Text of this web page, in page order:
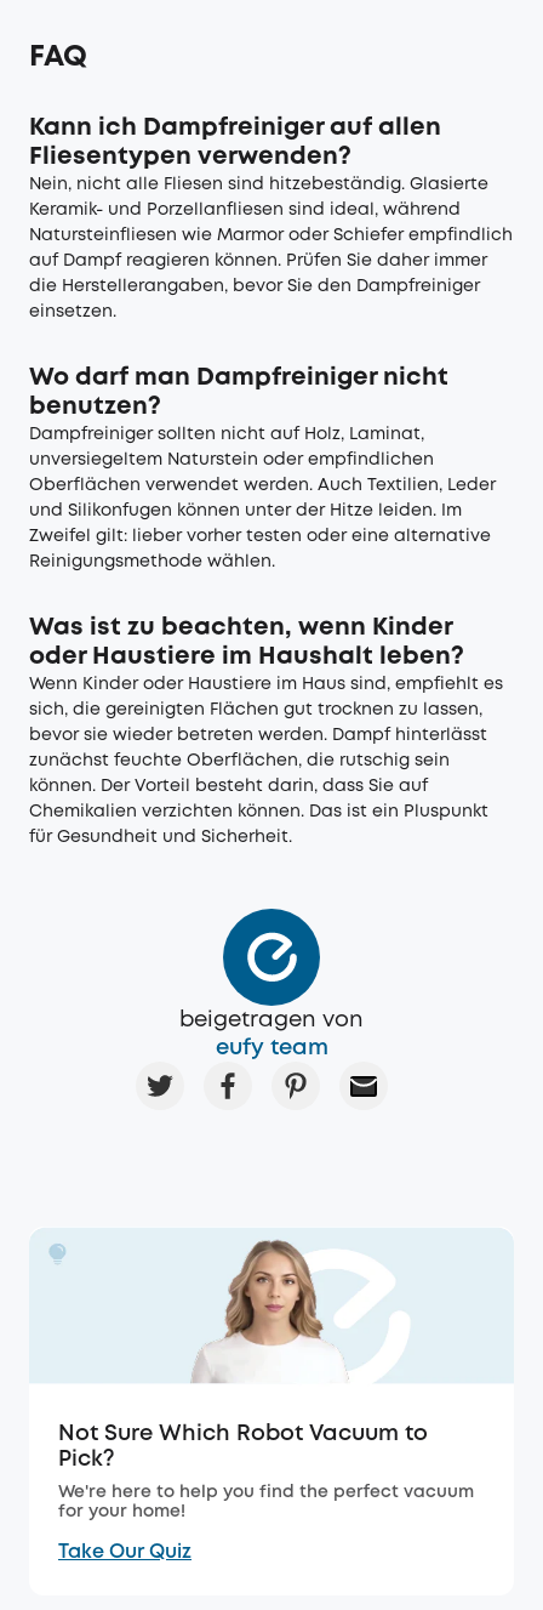
FAQ
Kann ich Dampfreiniger auf allen
Fliesentypen verwenden?
Nein, nicht alle Fliesen sind hitzebeständig. Glasierte
Keramik- und Porzellanfliesen sind ideal, während
Natursteinfliesen wie Marmor oder Schiefer empfindlich
auf Dampf reagieren können. Prüfen Sie daher immer
die Herstellerangaben, bevor Sie den Dampfreiniger
einsetzen.
Wo darf man Dampfreiniger nicht
benutzen?
Dampfreiniger sollten nicht auf Holz, Laminat,
unversiegeltem Naturstein oder empfindlichen
Oberflächen verwendet werden. Auch Textilien, Leder
und Silikonfugen können unter der Hitze leiden. Im
Zweifel gilt: lieber vorher testen oder eine alternative
Reinigungsmethode wählen.
Was ist zu beachten, wenn Kinder
oder Haustiere im Haushalt leben?
Wenn Kinder oder Haustiere im Haus sind, empfiehlt es
sich, die gereinigten Flächen gut trocknen zu lassen,
bevor sie wieder betreten werden. Dampf hinterlässt
zunächst feuchte Oberflächen, die rutschig sein
können. Der Vorteil besteht darin, dass Sie auf
Chemikalien verzichten können. Das ist ein Pluspunkt
für Gesundheit und Sicherheit.
beigetragen von
eufy team
Not Sure Which Robot Vacuum to
Pick?
We're here to help you find the perfect vacuum
for your home!
Take Our Quiz